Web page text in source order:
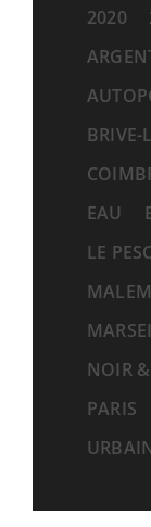
2020
BRIVE-
EAU
LE
NOIR
PARIS